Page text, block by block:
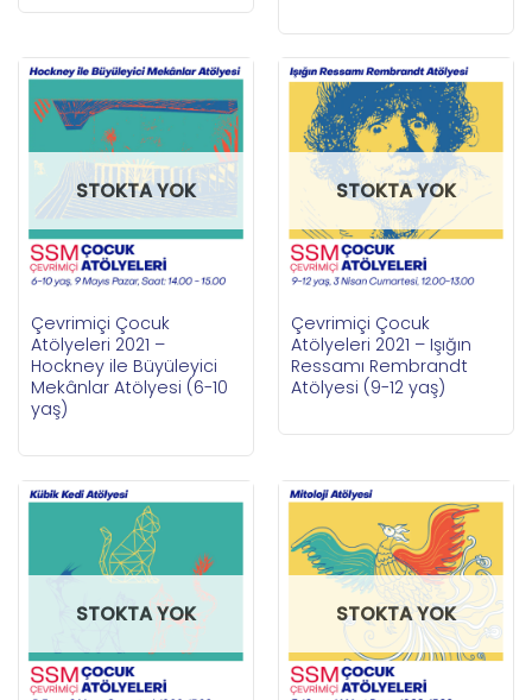
STOKTA YOK
Çevrimiçi Çocuk
Atölyeleri 2021 –
Hockney ile Büyüleyici
Mekânlar Atölyesi (6-10
yaş)
STOKTA YOK
Çevrimiçi Çocuk
Atölyeleri 2021 – Işığın
Ressamı Rembrandt
Atölyesi (9-12 yaş)
STOKTA YOK STOKTA YOK